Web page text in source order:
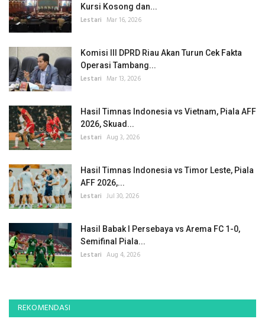
Kursi Kosong dan...
Lestari Mar 16, 2026
Komisi III DPRD Riau Akan Turun Cek Fakta
Operasi Tambang...
Lestari Mar 13, 2026
Hasil Timnas Indonesia vs Vietnam, Piala AFF
2026, Skuad...
Lestari Aug 3, 2026
Hasil Timnas Indonesia vs Timor Leste, Piala
AFF 2026,...
Lestari Jul 30, 2026
Hasil Babak I Persebaya vs Arema FC 1-0,
Semifinal Piala...
Lestari Aug 4, 2026
REKOMENDASI